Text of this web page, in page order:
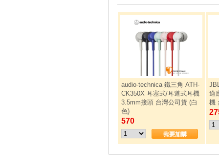
audio-technica 鐵三角 ATH-
CK350X 耳塞式/耳道式耳機
3.5mm接頭 台灣公司貨 (白
色)
570
適
機